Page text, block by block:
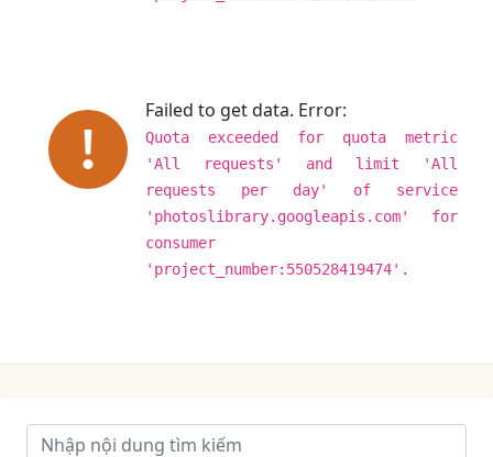
Failed to get data. Error:
Quota exceeded for quota metric
'All requests' and limit 'All
requests per day' of service
'photoslibrary.googleapis.com' for
consumer
'project_number:550528419474'.